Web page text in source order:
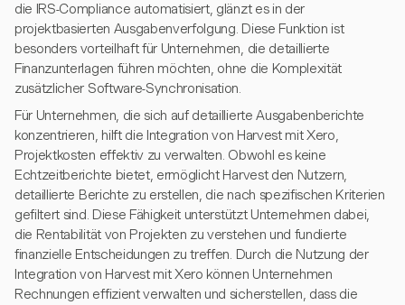
die IRS-Compliance automatisiert, glänzt es in der
projektbasierten Ausgabenverfolgung. Diese Funktion ist
besonders vorteilhaft für Unternehmen, die detaillierte
Finanzunterlagen führen möchten, ohne die Komplexität
zusätzlicher Software-Synchronisation.
Für Unternehmen, die sich auf detaillierte Ausgabenberichte
konzentrieren, hilft die Integration von Harvest mit Xero,
Projektkosten effektiv zu verwalten. Obwohl es keine
Echtzeitberichte bietet, ermöglicht Harvest den Nutzern,
detaillierte Berichte zu erstellen, die nach spezifischen Kriterien
gefiltert sind. Diese Fähigkeit unterstützt Unternehmen dabei,
die Rentabilität von Projekten zu verstehen und fundierte
finanzielle Entscheidungen zu treffen. Durch die Nutzung der
Integration von Harvest mit Xero können Unternehmen
Rechnungen effizient verwalten und sicherstellen, dass die